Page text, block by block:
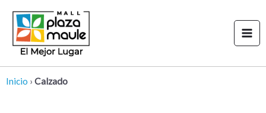
contenido
Inicio › Calzado